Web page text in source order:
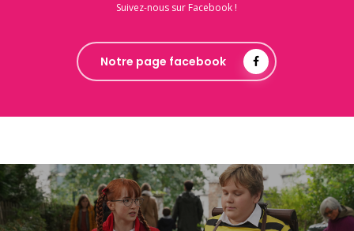
Suivez-nous sur Facebook !
Notre page facebook